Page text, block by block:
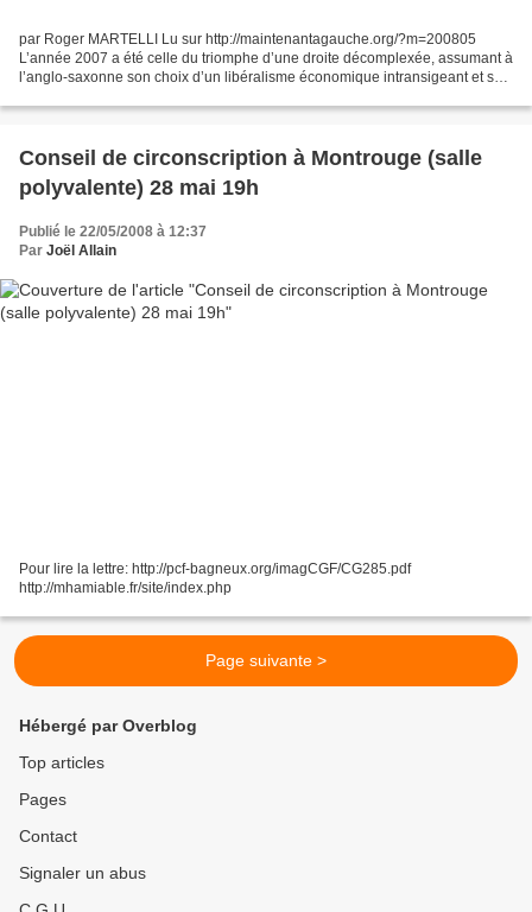
par Roger MARTELLI Lu sur http://maintenantagauche.org/?m=200805
L’année 2007 a été celle du triomphe d’une droite décomplexée, assumant à
l’anglo-saxonne son choix d’un libéralisme économique intransigeant et son
Conseil de circonscription à Montrouge (salle
polyvalente) 28 mai 19h
Publié le 22/05/2008 à 12:37
Par Joël Allain
Pour lire la lettre: http://pcf-bagneux.org/imagCGF/CG285.pdf
http://mhamiable.fr/site/index.php
Page suivante >
Hébergé par Overblog
Top articles
Pages
Contact
Signaler un abus